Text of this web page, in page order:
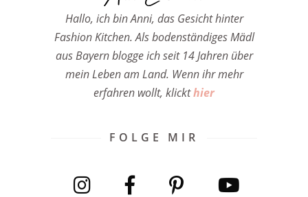
Hallo, ich bin Anni, das Gesicht hinter
Fashion Kitchen. Als bodenständiges Mädl
aus Bayern blogge ich seit 14 Jahren über
mein Leben am Land. Wenn ihr mehr
erfahren wollt, klickthier
FOLGE MIR